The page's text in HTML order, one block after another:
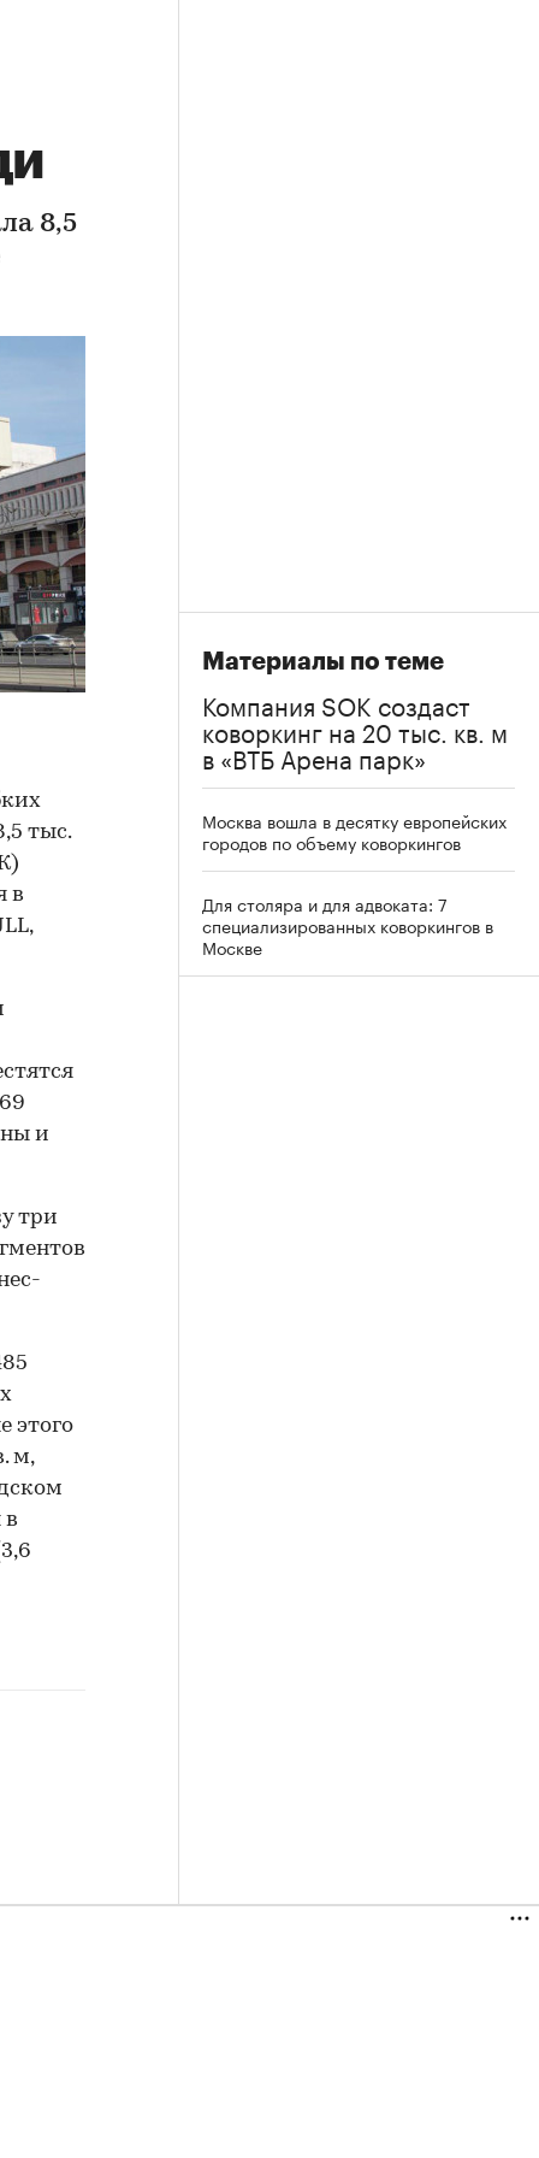
8,5
тыс.
в
и
три
этого
м,
в
Материалы по теме
Компания SOK создаст
коворкинг на 20 тыс. кв. м
в «ВТБ Арена парк»
Москва вошла в десятку европейских
городов по объему коворкингов
Для столяра и для адвоката: 7
специализированных коворкингов в
Москве